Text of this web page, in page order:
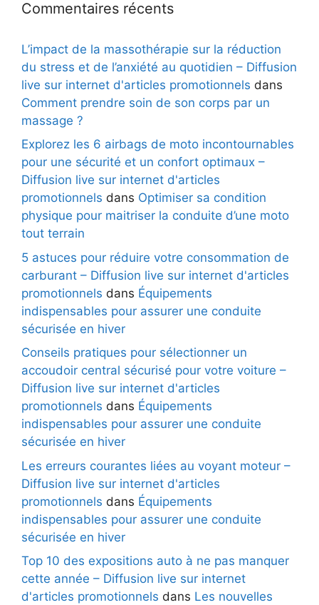
Commentaires récents
L’impact de la massothérapie sur la réduction
du stress et de l’anxiété au quotidien – Diffusion
live sur internet d'articles promotionnels dans
Comment prendre soin de son corps par un
massage ?
Explorez les 6 airbags de moto incontournables
pour une sécurité et un confort optimaux –
Diffusion live sur internet d'articles
promotionnels dans Optimiser sa condition
physique pour maitriser la conduite d’une moto
tout terrain
5 astuces pour réduire votre consommation de
carburant – Diffusion live sur internet d'articles
promotionnels dans Équipements
indispensables pour assurer une conduite
sécurisée en hiver
Conseils pratiques pour sélectionner un
accoudoir central sécurisé pour votre voiture –
Diffusion live sur internet d'articles
promotionnels dans Équipements
indispensables pour assurer une conduite
sécurisée en hiver
Les erreurs courantes liées au voyant moteur –
Diffusion live sur internet d'articles
promotionnels dans Équipements
indispensables pour assurer une conduite
sécurisée en hiver
Top 10 des expositions auto à ne pas manquer
cette année – Diffusion live sur internet
d'articles promotionnels dans Les nouvelles